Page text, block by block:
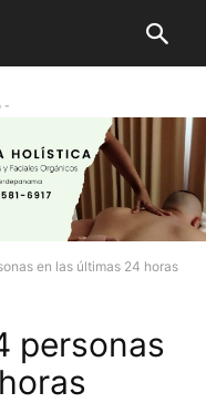
-
en las últimas 24 horas
personas